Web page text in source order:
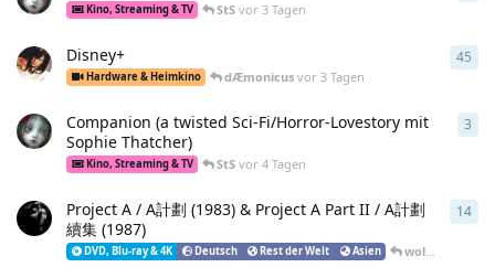
Kino, Streaming & TV StS vor 3 Tagen
Disney+
Hardware & Heimkino dÆmonicus vor 3 Tagen
45
Companion (a twisted Sci-Fi/Horror-Lovestory mit
Sophie Thatcher)
Kino, Streaming & TV StS vor 4 Tagen
3
Project A / A計劃 (1983) & Project A Part II / A計劃
續集 (1987)
DVD, Blu-ray & 4K Deutsch Rest der Welt Asien wolfman
14